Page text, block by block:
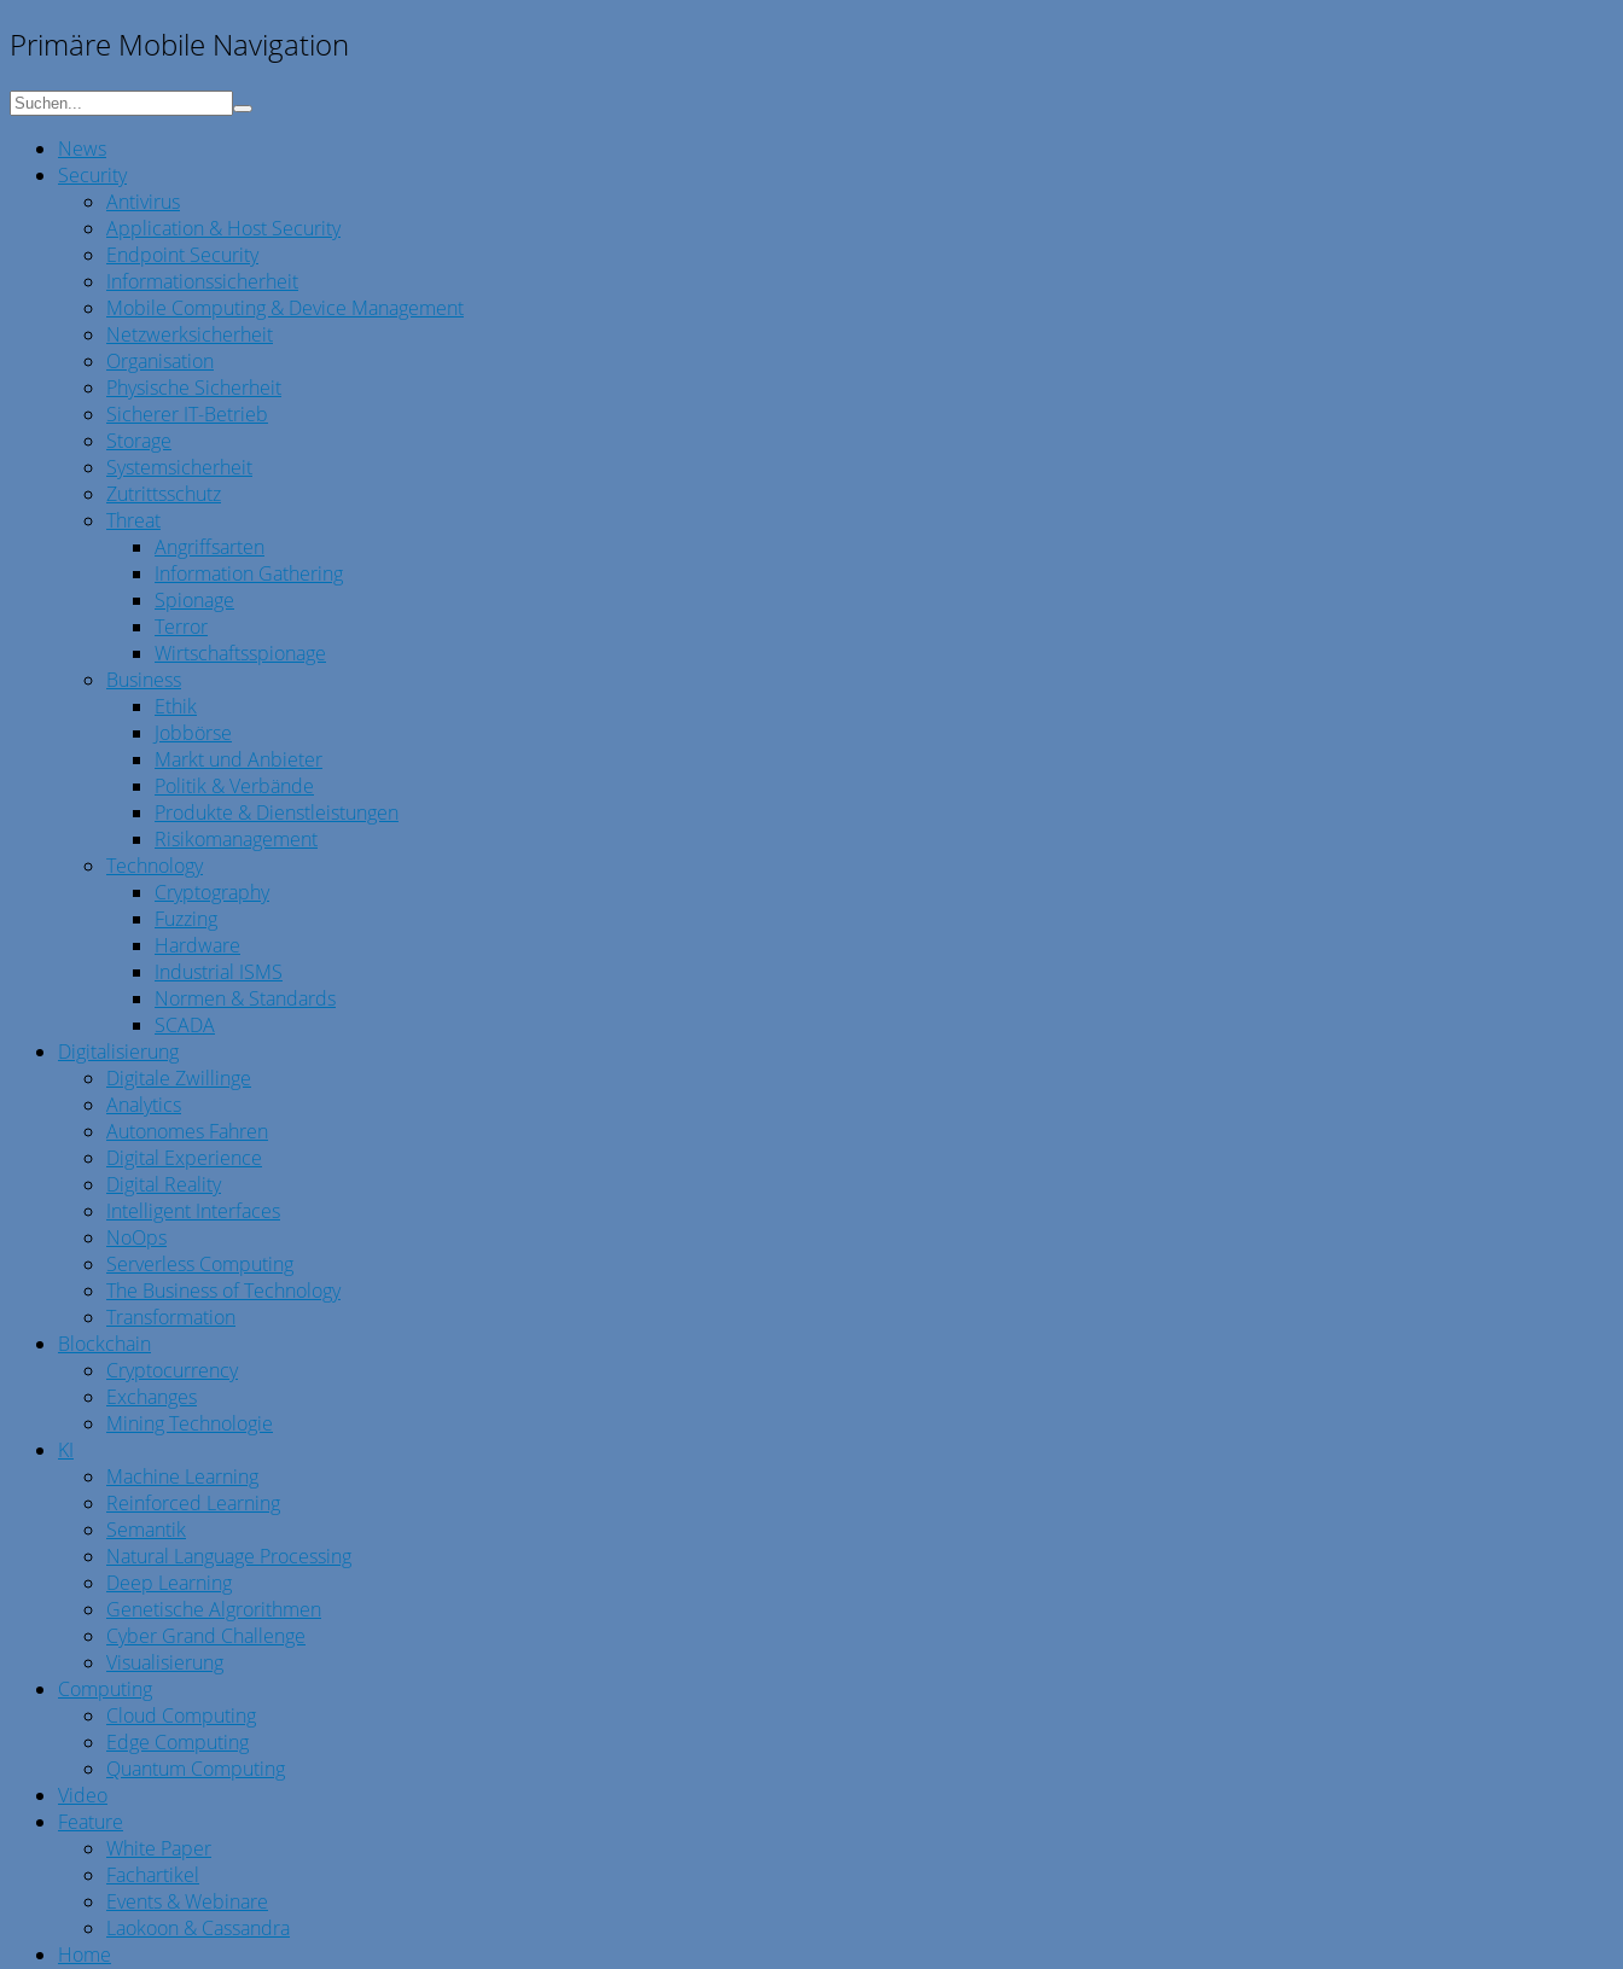
Primäre Mobile Navigation
News
Security
Antivirus
Application & Host Security
Endpoint Security
Informationssicherheit
Mobile Computing & Device Management
Netzwerksicherheit
Organisation
Physische Sicherheit
Sicherer IT-Betrieb
Storage
Systemsicherheit
Zutrittsschutz
Threat
Angriffsarten
Information Gathering
Spionage
Terror
Wirtschaftsspionage
Business
Ethik
Jobbörse
Markt und Anbieter
Politik & Verbände
Produkte & Dienstleistungen
Risikomanagement
Technology
Cryptography
Fuzzing
Hardware
Industrial ISMS
Normen & Standards
SCADA
Digitalisierung
Digitale Zwillinge
Analytics
Autonomes Fahren
Digital Experience
Digital Reality
Intelligent Interfaces
NoOps
Serverless Computing
The Business of Technology
Transformation
Blockchain
Cryptocurrency
Exchanges
Mining Technologie
KI
Machine Learning
Reinforced Learning
Semantik
Natural Language Processing
Deep Learning
Genetische Algrorithmen
Cyber Grand Challenge
Visualisierung
Computing
Cloud Computing
Edge Computing
Quantum Computing
Video
Feature
White Paper
Fachartikel
Events & Webinare
Laokoon & Cassandra
Home